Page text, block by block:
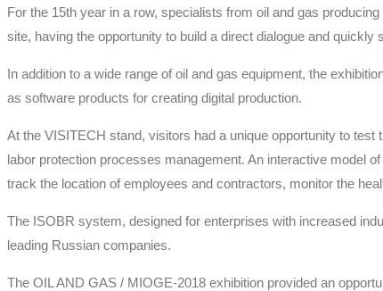
For the 15th year in a row, specialists from oil and gas
site, having the opportunity to build a direct dialogue and
In addition to a wide range of oil and gas equipment, the
as software products for creating digital production.
At the VISITECH stand, visitors had a unique opportunity to
labor protection processes management. An interactive model
track the location of employees and contractors, monitor the
The ISOBR system, designed for enterprises with increased
leading Russian companies.
The OIL AND GAS / MIOGE-2018 exhibition provided an